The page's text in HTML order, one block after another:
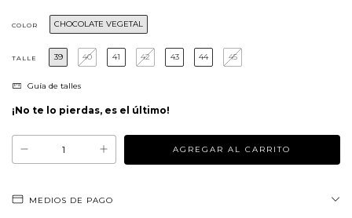
COLOR CHOCOLATE VEGETAL
TALLE 39 40 41 42 43 44 45
Guía de talles
¡No te lo pierdas, es el último!
MEDIOS DE PAGO